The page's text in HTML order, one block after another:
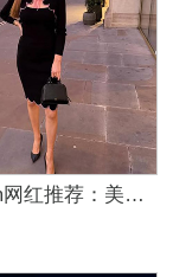
Instagram网红推荐：美国美妆护肤博主，46万粉幽默科普达人合作